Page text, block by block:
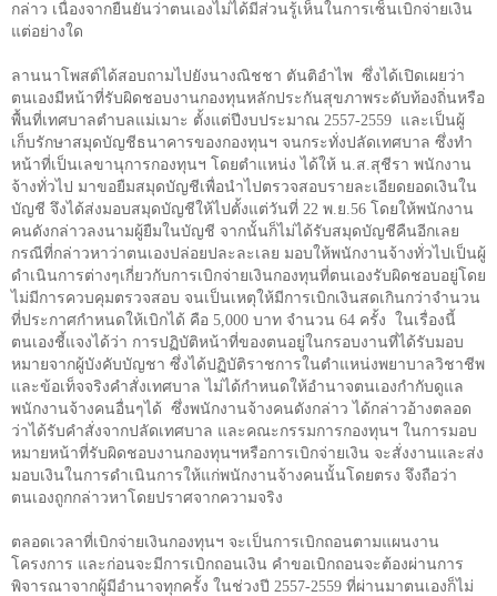
กล่าว เนื่องจากยืนยันว่าตนเองไม่ได้มีส่วนรู้เห็นในการเซ็นเบิกจ่ายเงิน
แต่อย่างใด
ลานนาโพสต์ได้สอบถามไปยังนางณิชชา ตันติอำไพ ซึ่งได้เปิดเผยว่า
ตนเองมีหน้าที่รับผิดชอบงานกองทุนหลักประกันสุขภาพระดับท้องถิ่นหรือ
พื้นที่เทศบาลตำบลแม่เมาะ ตั้งแต่ปีงบประมาณ 2557-2559 และเป็นผู้
เก็บรักษาสมุดบัญชีธนาคารของกองทุนฯ จนกระทั่งปลัดเทศบาล ซึ่งทำ
หน้าที่เป็นเลขานุการกองทุนฯ โดยตำแหน่ง ได้ให้ น.ส.สุชีรา พนักงาน
จ้างทั่วไป มาขอยืมสมุดบัญชีเพื่อนำไปตรวจสอบรายละเอียดยอดเงินใน
บัญชี จึงได้ส่งมอบสมุดบัญชีให้ไปตั้งแต่วันที่ 22 พ.ย. 56 โดยให้พนักงาน
คนดังกล่าวลงนามผู้ยืมในบัญชี จากนั้นก็ไม่ได้รับสมุดบัญชีคืนอีกเลย
กรณีที่กล่าวหาว่าตนเองปล่อยปละละเลย มอบให้พนักงานจ้างทั่วไปเป็นผู้
ดำเนินการต่างๆเกี่ยวกับการเบิกจ่ายเงินกองทุนที่ตนเองรับผิดชอบอยู่โดย
ไม่มีการควบคุมตรวจสอบ จนเป็นเหตุให้มีการเบิกเงินสดเกินกว่าจำนวน
ที่ประกาศกำหนดให้เบิกได้ คือ 5,000 บาท จำนวน 64 ครั้ง
ในเรื่องนี้
ตนเองชี้แจงได้ว่า การปฏิบัติหน้าที่ของตนอยู่ในกรอบงานที่ได้รับมอบ
หมายจากผู้บังคับบัญชา ซึ่งได้ปฏิบัติราชการในตำแหน่งพยาบาลวิชาชีพ
และข้อเท็จจริงคำสั่งเทศบาล ไม่ได้กำหนดให้อำนาจตนเองกำกับดูแล
พนักงานจ้างคนอื่นๆได้ ซึ่งพนักงานจ้างคนดังกล่าว ได้กล่าวอ้างตลอด
ว่าได้รับคำสั่งจากปลัดเทศบาล และคณะกรรมการกองทุนฯ ในการมอบ
หมายหน้าที่รับผิดชอบงานกองทุนฯหรือการเบิกจ่ายเงิน จะสั่งงานและส่ง
มอบเงินในการดำเนินการให้แก่พนักงานจ้างคนนั้นโดยตรง จึงถือว่า
ตนเองถูกกล่าวหาโดยปราศจากความจริง
ตลอดเวลาที่เบิกจ่ายเงินกองทุนฯ จะเป็นการเบิกถอนตามแผนงาน
โครงการ และก่อนจะมีการเบิกถอนเงิน คำขอเบิกถอนจะต้องผ่านการ
พิจารณาจากผู้มีอำนาจทุกครั้ง ในช่วงปี 2557-2559 ที่ผ่านมาตนเองก็ไม่